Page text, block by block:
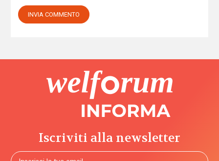
Iscriviti alla newsletter